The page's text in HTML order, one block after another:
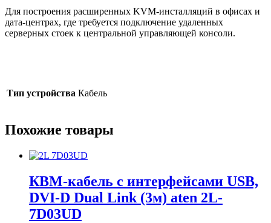
Для построения расширенных KVM-инсталляций в офисах и
дата-центрах, где требуется подключение удаленных
серверных стоек к центральной управляющей консоли.
Тип устройства Кабель
Похожие товары
КВМ-кабель с интерфейсами USB,
DVI-D Dual Link (3м) aten 2L-
7D03UD